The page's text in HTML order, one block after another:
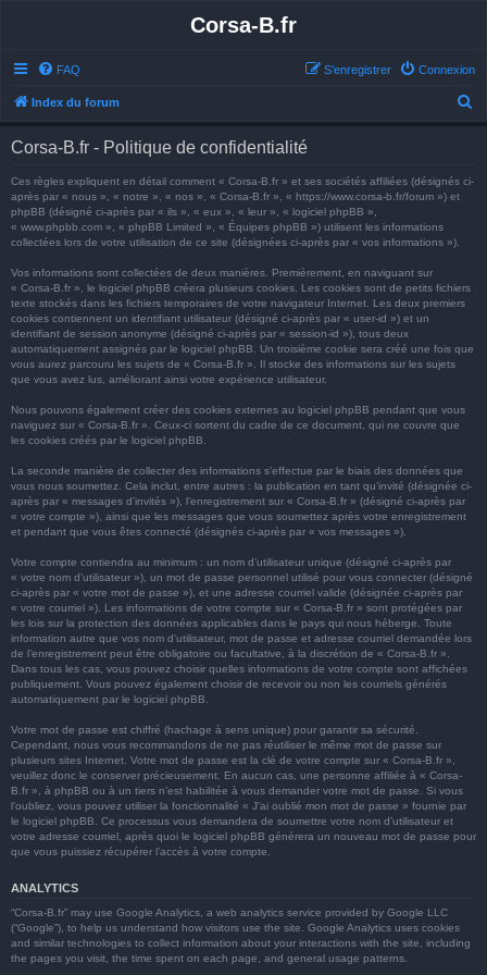
Corsa-B.fr
FAQ Connexion
S’enregistrer
Index du forum
Corsa-B.fr - Politique de confidentialité
Ces règles expliquent en détail comment « Corsa-B.fr » et ses sociétés affiliées (désignés ci-
après par « nous », « notre », « nos », « Corsa-B.fr », « https://www.corsa-b.fr/forum ») et
phpBB (désigné ci-après par « ils », « eux », « leur », « logiciel phpBB »,
« www.phpbb.com », « phpBB Limited », « Équipes phpBB ») utilisent les informations
collectées lors de votre utilisation de ce site (désignées ci-après par « vos informations »).
Vos informations sont collectées de deux manières. Premièrement, en naviguant sur
« Corsa-B.fr », le logiciel phpBB créera plusieurs cookies. Les cookies sont de petits fichiers
texte stockés dans les fichiers temporaires de votre navigateur Internet. Les deux premiers
cookies contiennent un identifiant utilisateur (désigné ci-après par « user-id ») et un
identifiant de session anonyme (désigné ci-après par « session-id »), tous deux
automatiquement assignés par le logiciel phpBB. Un troisième cookie sera créé une fois que
vous aurez parcouru les sujets de « Corsa-B.fr ». Il stocke des informations sur les sujets
que vous avez lus, améliorant ainsi votre expérience utilisateur.
Nous pouvons également créer des cookies externes au logiciel phpBB pendant que vous
naviguez sur « Corsa-B.fr ». Ceux-ci sortent du cadre de ce document, qui ne couvre que
les cookies créés par le logiciel phpBB.
La seconde manière de collecter des informations s’effectue par le biais des données que
vous nous soumettez. Cela inclut, entre autres : la publication en tant qu’invité (désignée ci-
après par « messages d’invités »), l’enregistrement sur « Corsa-B.fr » (désigné ci-après par
« votre compte »), ainsi que les messages que vous soumettez après votre enregistrement
et pendant que vous êtes connecté (désignés ci-après par « vos messages »).
Votre compte contiendra au minimum : un nom d’utilisateur unique (désigné ci-après par
« votre nom d’utilisateur »), un mot de passe personnel utilisé pour vous connecter (désigné
ci-après par « votre mot de passe »), et une adresse courriel valide (désignée ci-après par
« votre courriel »). Les informations de votre compte sur « Corsa-B.fr » sont protégées par
les lois sur la protection des données applicables dans le pays qui nous héberge. Toute
information autre que vos nom d’utilisateur, mot de passe et adresse courriel demandée lors
de l’enregistrement peut être obligatoire ou facultative, à la discrétion de « Corsa-B.fr ».
Dans tous les cas, vous pouvez choisir quelles informations de votre compte sont affichées
publiquement. Vous pouvez également choisir de recevoir ou non les courriels générés
automatiquement par le logiciel phpBB.
Votre mot de passe est chiffré (hachage à sens unique) pour garantir sa sécurité.
Cependant, nous vous recommandons de ne pas réutiliser le même mot de passe sur
plusieurs sites Internet. Votre mot de passe est la clé de votre compte sur « Corsa-B.fr »,
veuillez donc le conserver précieusement. En aucun cas, une personne affiliée à « Corsa-
B.fr », à phpBB ou à un tiers n’est habilitée à vous demander votre mot de passe. Si vous
l’oubliez, vous pouvez utiliser la fonctionnalité « J’ai oublié mon mot de passe » fournie par
le logiciel phpBB. Ce processus vous demandera de soumettre votre nom d’utilisateur et
votre adresse courriel, après quoi le logiciel phpBB générera un nouveau mot de passe pour
que vous puissiez récupérer l’accès à votre compte.
ANALYTICS
“Corsa-B.fr” may use Google Analytics, a web analytics service provided by Google LLC
(“Google”), to help us understand how visitors use the site. Google Analytics uses cookies
and similar technologies to collect information about your interactions with the site, including
the pages you visit, the time spent on each page, and general usage patterns.